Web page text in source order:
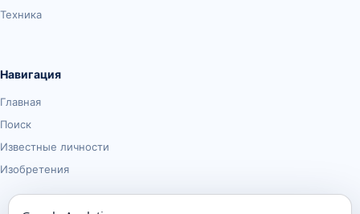
Техника
Навигация
Главная
Поиск
Известные личности
Изобретения